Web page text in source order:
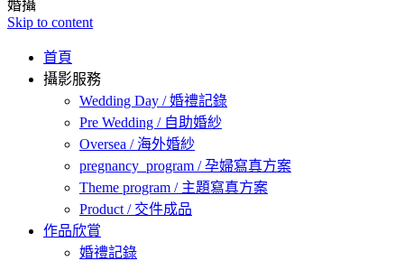
婚攝
Skip to content
首頁
攝影服務
Wedding Day / 婚禮記錄
Pre Wedding / 自助婚紗
Oversea / 海外婚紗
pregnancy_program / 孕婦寫真方案
Theme program / 主題寫真方案
Product / 交件成品
作品欣賞
婚禮記錄